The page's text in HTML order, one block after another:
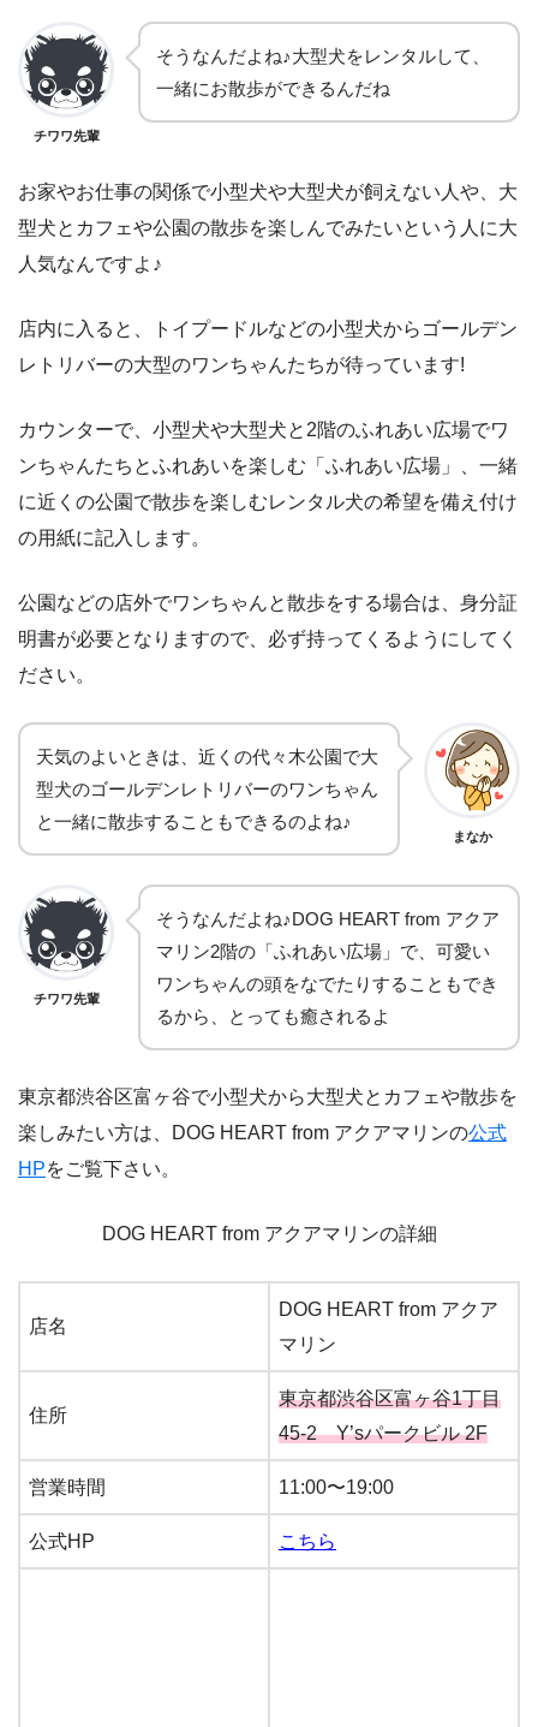
チワワ先輩
そうなんだよね♪大型犬をレンタルして、
一緒にお散歩ができるんだね
お家やお仕事の関係で小型犬や大型犬が飼えない人や、大
型犬とカフェや公園の散歩を楽しんでみたいという人に大
人気なんですよ♪
店内に入ると、トイプードルなどの小型犬からゴールデン
レトリバーの大型のワンちゃんたちが待っています!
カウンターで、小型犬や大型犬と2階のふれあい広場でワ
ンちゃんたちとふれあいを楽しむ「ふれあい広場」、一緒
に近くの公園で散歩を楽しむレンタル犬の希望を備え付け
の用紙に記入します。
公園などの店外でワンちゃんと散歩をする場合は、身分証
明書が必要となりますので、必ず持ってくるようにしてく
ださい。
天気のよいときは、近くの代々木公園で大
型犬のゴールデンレトリバーのワンちゃん
と一緒に散歩することもできるのよね♪
まなか
チワワ先輩
そうなんだよね♪DOG HEART from アクア
マリン2階の「ふれあい広場」で、可愛い
ワンちゃんの頭をなでたりすることもでき
るから、とっても癒されるよ
東京都渋谷区富ヶ谷で小型犬から大型犬とカフェや散歩を
楽しみたい方は、DOG HEART from アクアマリンの公式
HPをご覧下さい。
DOG HEART from アクアマリンの詳細
店名
DOG HEART from アクア
マリン
住所
東京都渋谷区富ヶ谷1丁目
45-2 Y’sパークビル 2F
営業時間 11:00〜19:00
公式HP こちら